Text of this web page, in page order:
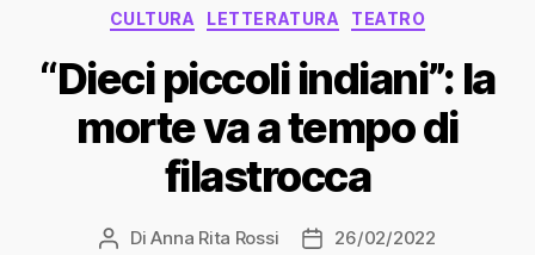
Categorie
CULTURA LETTERATURA TEATRO
“Dieci piccoli indiani”: la
morte va a tempo di
filastrocca
Autore
DiAnna Rita Rossi
Data26/02/2022